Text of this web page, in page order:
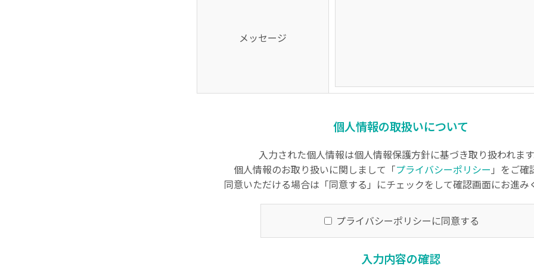
メッセージ
個人情報の取扱いについて
入力された個人情報は個人情報保護方針に基づき取り扱われます
個人情報のお取り扱いに関しまして「プライバシーポリシー 」をご確
同意いただける場合は「同意する」にチェックをして確認画面にお進み
プライバシーポリシーに同意する
入力内容の確認